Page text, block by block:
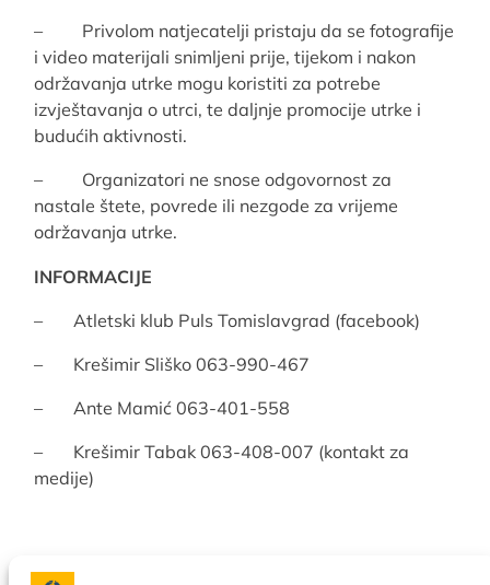
– Privolom natjecatelji pristaju da se fotografije
i video materijali snimljeni prije, tijekom i nakon
održavanja utrke mogu koristiti za potrebe
izvještavanja o utrci, te daljnje promocije utrke i
budućih aktivnosti.
– Organizatori ne snose odgovornost za
nastale štete, povrede ili nezgode za vrijeme
održavanja utrke.
INFORMACIJE
– Atletski klub Puls Tomislavgrad (facebook)
– Krešimir Sliško 063-990-467
– Ante Mamić 063-401-558
– Krešimir Tabak 063-408-007 (kontakt za
medije)